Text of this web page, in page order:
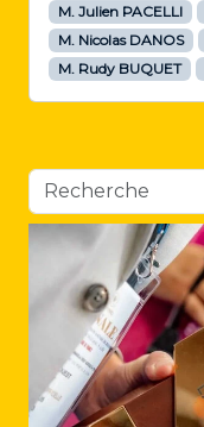
M. Julien PACELLI
M. Nicolas DANOS
M. Rudy BUQUET